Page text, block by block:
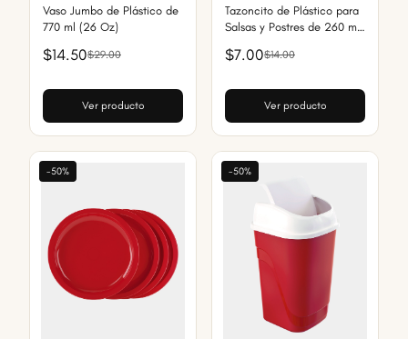
Vaso Jumbo de Plástico de
770 ml (26 Oz)
$14.50$29.00
Ver producto
Tazoncito de Plástico para
Salsas y Postres de 260 ml
$7.00$14.00
Ver producto
-50% -50%